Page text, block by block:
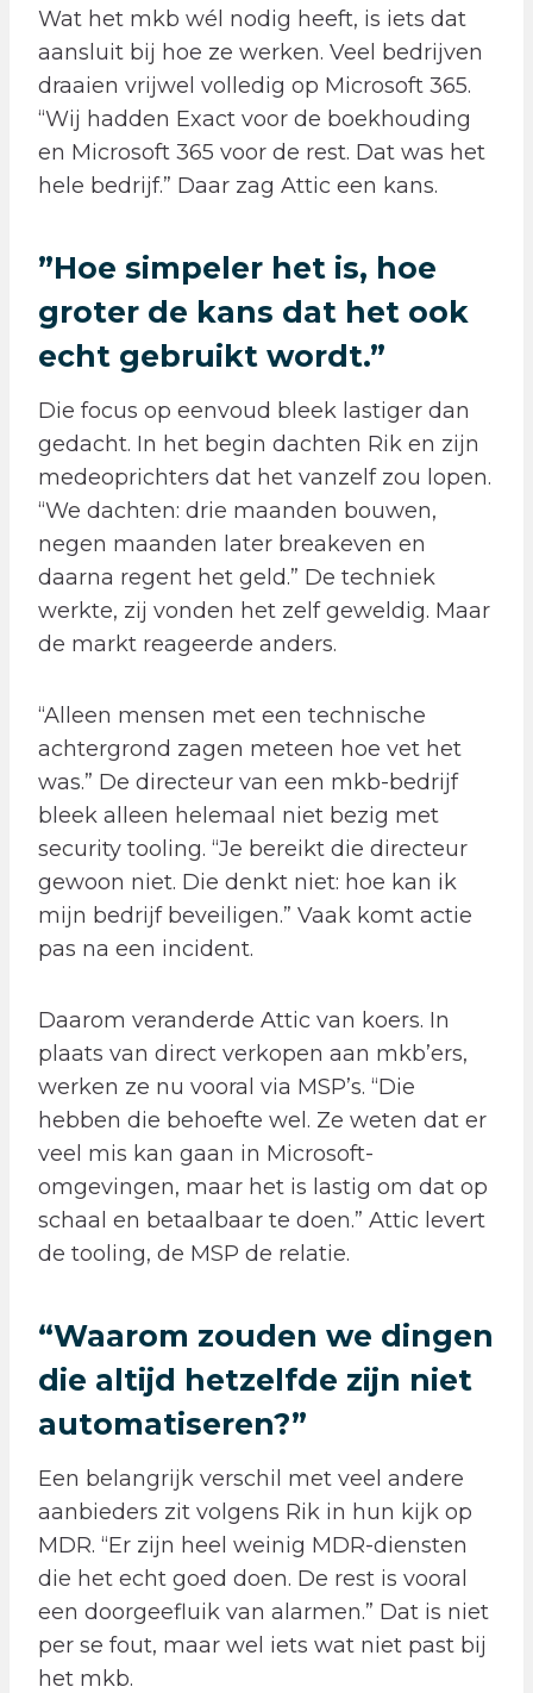
Wat het mkb wél nodig heeft, is iets dat
aansluit bij hoe ze werken. Veel bedrijven
draaien vrijwel volledig op Microsoft 365.
“Wij hadden Exact voor de boekhouding
en Microsoft 365 voor de rest. Dat was het
hele bedrijf.” Daar zag Attic een kans.
”Hoe simpeler het is, hoe
groter de kans dat het ook
echt gebruikt wordt.”
Die focus op eenvoud bleek lastiger dan
gedacht. In het begin dachten Rik en zijn
medeoprichters dat het vanzelf zou lopen.
“We dachten: drie maanden bouwen,
negen maanden later breakeven en
daarna regent het geld.” De techniek
werkte, zij vonden het zelf geweldig. Maar
de markt reageerde anders.
“Alleen mensen met een technische
achtergrond zagen meteen hoe vet het
was.” De directeur van een mkb-bedrijf
bleek alleen helemaal niet bezig met
security tooling. “Je bereikt die directeur
gewoon niet. Die denkt niet: hoe kan ik
mijn bedrijf beveiligen.” Vaak komt actie
pas na een incident.
Daarom veranderde Attic van koers. In
plaats van direct verkopen aan mkb’ers,
werken ze nu vooral via MSP’s. “Die
hebben die behoefte wel. Ze weten dat er
veel mis kan gaan in Microsoft-
omgevingen, maar het is lastig om dat op
schaal en betaalbaar te doen.” Attic levert
de tooling, de MSP de relatie.
“Waarom zouden we dingen
die altijd hetzelfde zijn niet
automatiseren?”
Een belangrijk verschil met veel andere
aanbieders zit volgens Rik in hun kijk op
MDR. “Er zijn heel weinig MDR-diensten
die het echt goed doen. De rest is vooral
een doorgeefluik van alarmen.” Dat is niet
per se fout, maar wel iets wat niet past bij
het mkb.